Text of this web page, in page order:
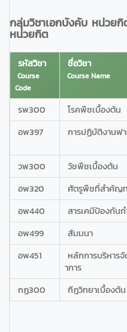
กลุ่มวิชาเอกบังคับ หน่วย
หน่วยกิต
รหัสวิชา
Course
Code
ชื่อวิชา
Course Name
รพ300 โรคพืชเบื้องต้น
อพ397
การปฏิบัติงานฟ
วพ300
วัชพืชเบื้องต้น
อพ320
ศัตรูพืชที่สำคัญ
อพ440
สารเคมีป้องกัน
อพ499
สัมมนา
อพ451
หลักการบริหาร
าการ
กฏ300 กีฎวิทยาเบื้องต้น